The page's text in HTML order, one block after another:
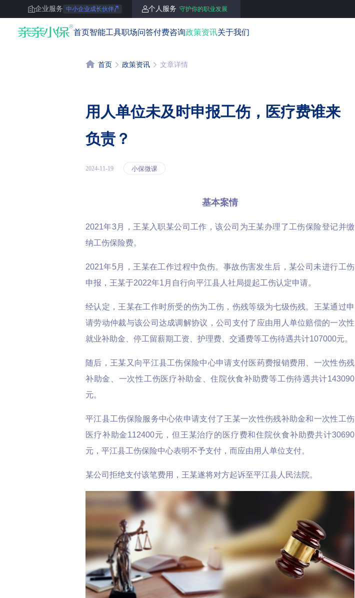
企业服务 中小企业成长伙伴 个人服务 守护你的职业发展
亲亲小保 首页智能工具职场问答付费咨询政策资讯关于我们
首页 政策资讯 文章详情
用人单位未及时申报工伤，医疗费谁来
负责？
2024-11-19 小保微课
基本案情
2021年3月，王某入职某公司工作，该公司为王某办理了工伤保险登记并缴
纳工伤保险费。
2021年5月，王某在工作过程中负伤。事故伤害发生后，某公司未进行工伤
申报，王某于2022年1月自行向平江县人社局提起工伤认定申请。
经认定，王某在工作时所受的伤为工伤，伤残等级为七级伤残。王某通过申
请劳动仲裁与该公司达成调解协议，公司支付了应由用人单位赔偿的一次性
就业补助金、停工留薪期工资、护理费、交通费等工伤待遇共计107000元。
随后，王某又向平江县工伤保险中心申请支付医药费报销费用、一次性伤残
补助金、一次性工伤医疗补助金、住院伙食补助费等工伤待遇共计143090
元。
平江县工伤保险服务中心依申请支付了王某一次性伤残补助金和一次性工伤
医疗补助金112400元，但王某治疗的医疗费和住院伙食补助费共计30690
元，平江县工伤保险中心表明不予支付，而应由用人单位支付。
某公司拒绝支付该笔费用，王某遂将对方起诉至平江县人民法院。